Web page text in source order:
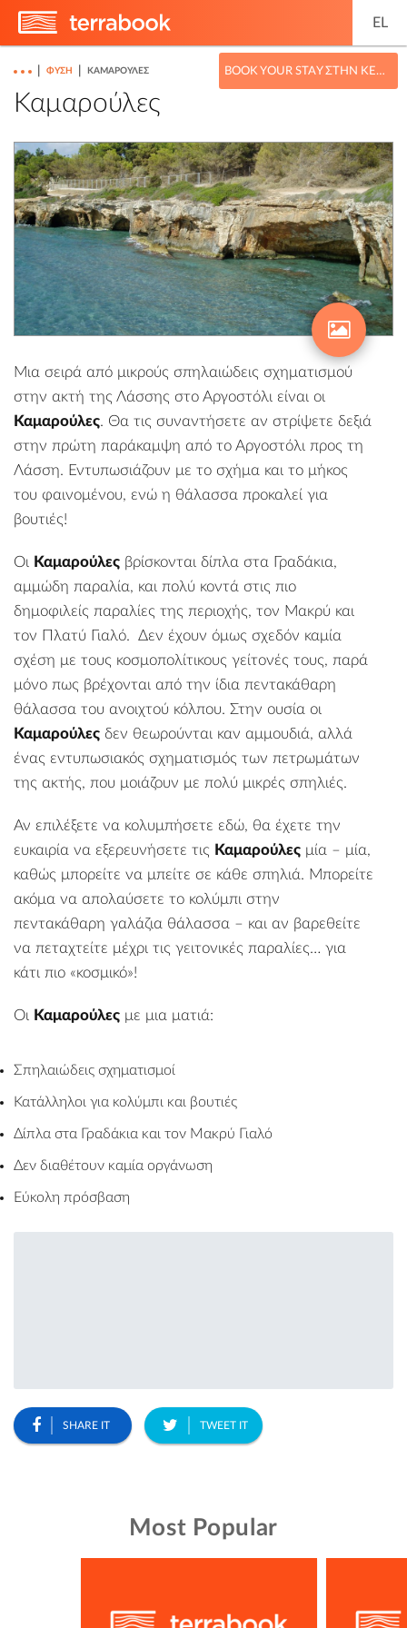
EL
BOOK YOUR STAY ΣΤΗΝ ΚΕΦΑΛΟΝΙΆ
ΦΎΣΗ ΚΑΜΑΡΟΎΛΕΣ
Καμαρούλες
Μια σειρά από μικρούς σπηλαιώδεις σχηματισμού
στην ακτή της Λάσσης στο Αργοστόλι είναι οι
Καμαρούλες. Θα τις συναντήσετε αν στρίψετε δεξιά
στην πρώτη παράκαμψη από το Αργοστόλι προς τη
Λάσση. Εντυπωσιάζουν με το σχήμα και το μήκος
του φαινομένου, ενώ η θάλασσα προκαλεί για
βουτιές!
Οι Καμαρούλες βρίσκονται δίπλα στα Γραδάκια,
αμμώδη παραλία, και πολύ κοντά στις πιο
δημοφιλείς παραλίες της περιοχής, τον Μακρύ και
τον Πλατύ Γιαλό. Δεν έχουν όμως σχεδόν καμία
σχέση με τους κοσμοπολίτικους γείτονές τους, παρά
μόνο πως βρέχονται από την ίδια πεντακάθαρη
θάλασσα του ανοιχτού κόλπου. Στην ουσία οι
Καμαρούλες δεν θεωρούνται καν αμμουδιά, αλλά
ένας εντυπωσιακός σχηματισμός των πετρωμάτων
της ακτής, που μοιάζουν με πολύ μικρές σπηλιές.
Αν επιλέξετε να κολυμπήσετε εδώ, θα έχετε την
ευκαιρία να εξερευνήσετε τις Καμαρούλες μία – μία,
καθώς μπορείτε να μπείτε σε κάθε σπηλιά. Μπορείτε
ακόμα να απολαύσετε το κολύμπι στην
πεντακάθαρη γαλάζια θάλασσα – και αν βαρεθείτε
να πεταχτείτε μέχρι τις γειτονικές παραλίες… για
κάτι πιο «κοσμικό»!
Οι Καμαρούλες με μια ματιά:
Σπηλαιώδεις σχηματισμοί
Κατάλληλοι για κολύμπι και βουτιές
Δίπλα στα Γραδάκια και τον Μακρύ Γιαλό
Δεν διαθέτουν καμία οργάνωση
Εύκολη πρόσβαση
SHARE IT TWEET IT
Most Popular